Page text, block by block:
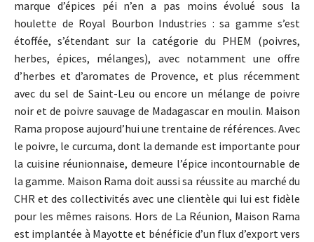
marque d’épices péi n’en a pas moins évolué sous la
houlette de Royal Bourbon Industries : sa gamme s’est
étoffée, s’étendant sur la catégorie du PHEM (poivres,
herbes, épices, mélanges), avec notamment une offre
d’herbes et d’aromates de Provence, et plus récemment
avec du sel de Saint-Leu ou encore un mélange de poivre
noir et de poivre sauvage de Madagascar en moulin. Maison
Rama propose aujourd’hui une trentaine de références. Avec
le poivre, le curcuma, dont la demande est importante pour
la cuisine réunionnaise, demeure l’épice incontournable de
la gamme. Maison Rama doit aussi sa réussite au marché du
CHR et des collectivités avec une clientèle qui lui est fidèle
pour les mêmes raisons. Hors de La Réunion, Maison Rama
est implantée à Mayotte et bénéficie d’un flux d’export vers